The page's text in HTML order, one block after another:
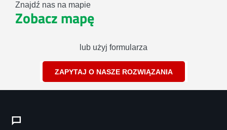
Znajdź nas na mapie
Zobacz mapę
lub użyj formularza
ZAPYTAJ O NASZE ROZWIĄZANIA